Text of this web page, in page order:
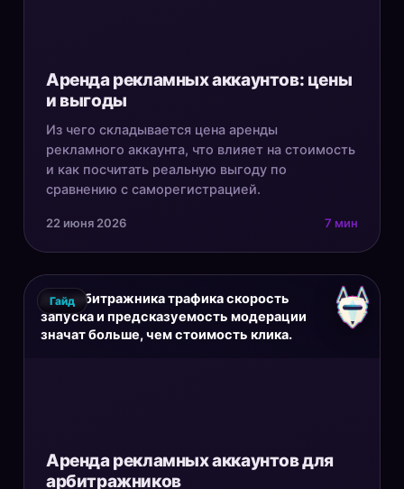
Аренда рекламных аккаунтов: цены
и выгоды
Из чего складывается цена аренды
рекламного аккаунта, что влияет на стоимость
и как посчитать реальную выгоду по
сравнению с саморегистрацией.
22 июня 2026 7 мин
Для арбитражника трафика скорость
запуска и предсказуемость модерации
значат больше, чем стоимость клика.
Гайд
Аренда рекламных аккаунтов для
арбитражников